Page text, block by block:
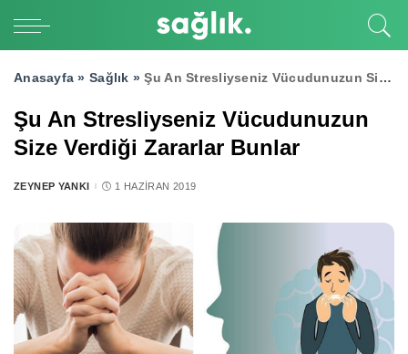
Anasayfa » Sağlık »Şu An Stresliyseniz Vücudunuzun Size Verdiği Zararlar Bunlar
Şu An Stresliyseniz Vücudunuzun
Size Verdiği Zararlar Bunlar
POSTED
ZEYNEP YANKI 1 HAZIRAN 2019